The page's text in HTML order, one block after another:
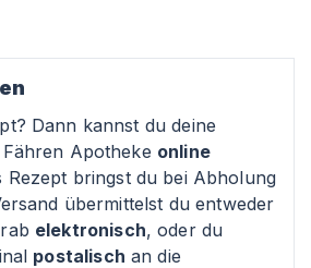
Dann kannst du deine
Apotheke online
Rezept bringst du bei Abholung
übermittelst du entweder
elektronisch, oder du
postalisch an die